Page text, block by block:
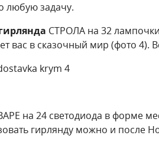
задачу.
СТРОЛА на 32
вас в сказочный мир (фото 4).
на 24 светодиода в форме
гирлянду можно и после